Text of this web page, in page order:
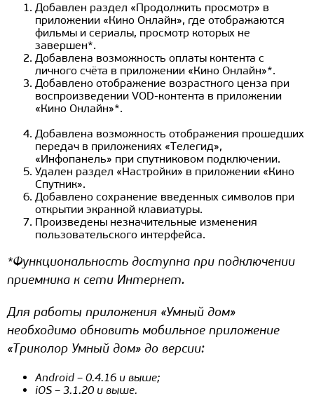
Добавлен раздел «Продолжить просмотр» в
приложении «Кино Онлайн», где отображаются
фильмы и сериалы, просмотр которых не
завершен*.
Добавлена возможность оплаты контента с
личного счёта в приложении «Кино Онлайн»*.
Добавлено отображение возрастного ценза при
воспроизведении VOD-контента в приложении
«Кино Онлайн»*.
Добавлена возможность отображения прошедших
передач в приложениях «Телегид»,
«Инфопанель» при спутниковом подключении.
Удален раздел «Настройки» в приложении «Кино
Спутник».
Добавлено сохранение введенных символов при
открытии экранной клавиатуры.
Произведены незначительные изменения
пользовательского интерфейса.
*Функциональность доступна при подключении
приемника к сети Интернет.
Для работы приложения «Умный дом»
необходимо обновить мобильное приложение
«Триколор Умный дом» до версии:
Android – 0.4.16 и выше;
iOS – 3.1.20 и выше.